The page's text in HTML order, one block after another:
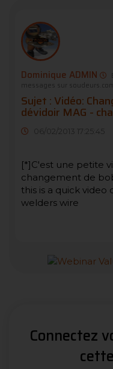
Dominique ADMIN
messages sur soudeurs.com)
Sujet : Vidéo:
dévidoir MAG -
06/02/2013 17:25:45
[*]C'est une petite
changement de
this is a quick
welders wire
Connectez